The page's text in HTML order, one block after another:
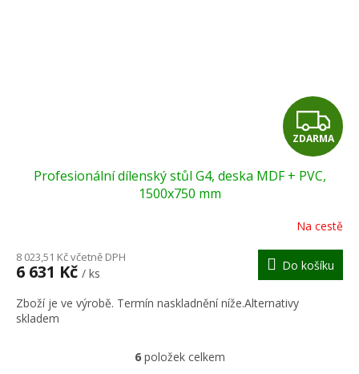
Z
D
R
M
A
ZDARMA
Profesionální dílenský stůl G4, deska MDF + PVC,
1500x750 mm
Na cestě
8 023,51 Kč včetně DPH
6 631 Kč / ks
Do košíku
Zboží je ve výrobě. Termín naskladnění níže.Alternativy
skladem
O
6položek celkem